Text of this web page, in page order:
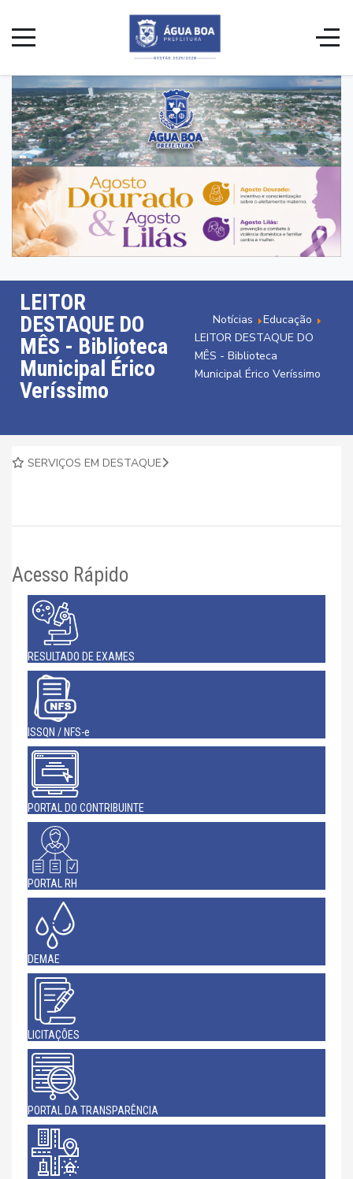
LEITOR
DESTAQUE DO
MÊS - Biblioteca
Municipal Érico
Veríssimo
Notícias
Educação
LEITOR DESTAQUE DO
MÊS - Biblioteca
Municipal Érico Veríssimo
SERVIÇOS EM DESTAQUE
Acesso Rápido
RESULTADO DE EXAMES
ISSQN / NFS-e
PORTAL DO CONTRIBUINTE
PORTAL RH
DEMAE
LICITAÇÕES
PORTAL DA TRANSPARÊNCIA